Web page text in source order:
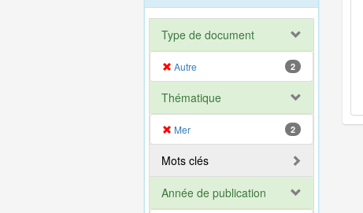
Type de document
Autre 2
Thématique
Mer 2
Mots clés
Année de publication